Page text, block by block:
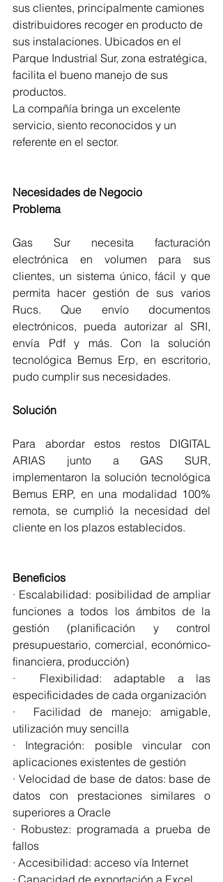
sus clientes, principalmente camiones
distribuidores recoger en producto de
sus instalaciones. Ubicados en el
Parque Industrial Sur, zona estratégica,
facilita el bueno manejo de sus
productos.
La compañía bringa un excelente
servicio, siento reconocidos y un
referente en el sector.
Necesidades de Negocio
Problema
Gas Sur necesita facturación
electrónica en volumen para sus
clientes, un sistema único, fácil y que
permita hacer gestión de sus varios
Rucs. Que envío documentos
electrónicos, pueda autorizar al SRI,
envía Pdf y más. Con la solución
tecnológica Bemus Erp, en escritorio,
pudo cumplir sus necesidades.
Solución
Para abordar estos restos DIGITAL
ARIAS junto a GAS SUR,
implementaron la solución tecnológica
Bemus ERP, en una modalidad 100%
remota, se cumplió la necesidad del
cliente en los plazos establecidos.
Beneficios
· Escalabilidad: posibilidad de ampliar
funciones a todos los ámbitos de la
gestión (planificación y control
presupuestario, comercial, económico-
financiera, producción)
·  Flexibilidad: adaptable a las
especificidades de cada organización
·  Facilidad de manejo: amigable,
utilización muy sencilla
· Integración: posible vincular con
aplicaciones existentes de gestión
· Velocidad de base de datos: base de
datos con prestaciones similares o
superiores a Oracle
· Robustez: programada a prueba de
fallos
· Accesibilidad: acceso vía Internet